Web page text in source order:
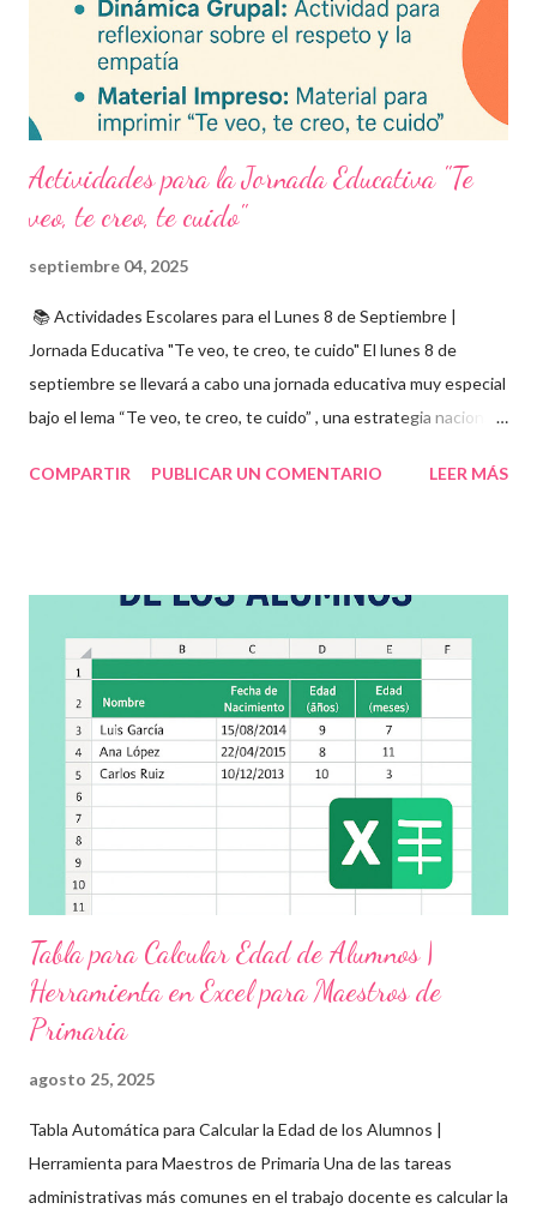
descargable PDF editable. Estos exámenes también pueden
integrarse en herramientas digitales pa...
Actividades para la Jornada Educativa "Te
veo, te creo, te cuido"
septiembre 04, 2025
📚 Actividades Escolares para el Lunes 8 de Septiembre |
Jornada Educativa "Te veo, te creo, te cuido" El lunes 8 de
septiembre se llevará a cabo una jornada educativa muy especial
bajo el lema “Te veo, te creo, te cuido” , una estrategia nacional
infantil , y promover la convivencia escolar armónica . Desde el
actividades educativas que podrás aplicar fácilmente en tu
grupo, desde preescolar hasta sexto grado de primaria. 🧠
Objetivos clave de la jornada Promover entornos seguros y
afectivos dentro de la comunidad escolar Sensibilizar sobre el
maltrato, acoso escolar y abuso infantil Desarrollar habilidades
como la empatía, la comunicación y el autocuidado Aplicar ...
COMPARTIR PUBLICAR UN COMENTARIO LEER MÁS
Tabla para Calcular Edad de Alumnos |
Herramienta en Excel para Maestros de
Primaria
agosto 25, 2025
Tabla Automática para Calcular la Edad de los Alumnos |
Herramienta para Maestros de Primaria Una de las tareas
administrativas más comunes en el trabajo docente es calcular la